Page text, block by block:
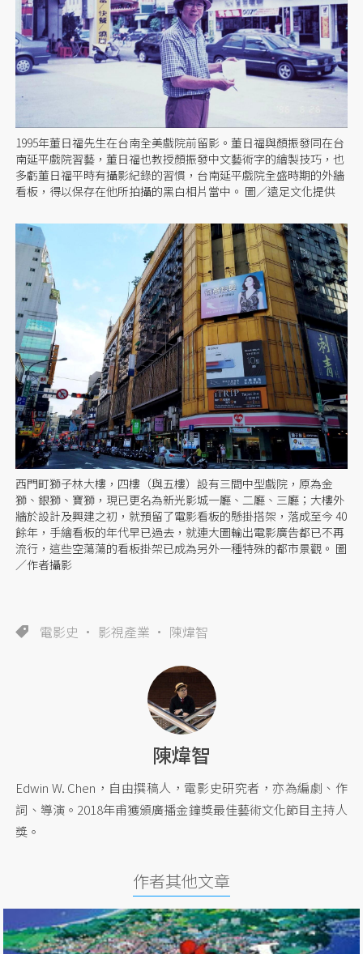
1995年董日福先生在台南全美戲院前留影。董日福與顏振發同在台
南延平戲院習藝，董日福也教授顏振發中文藝術字的繪製技巧，也
多虧董日福平時有攝影紀錄的習慣，台南延平戲院全盛時期的外牆
看板，得以保存在他所拍攝的黑白相片當中。 圖／遠足文化提供
西門町獅子林大樓，四樓（與五樓）設有三間中型戲院，原為金
獅、銀獅、寶獅，現已更名為新光影城一廳、二廳、三廳；大樓外
牆於設計及興建之初，就預留了電影看板的懸掛搭架，落成至今 40
餘年，手繪看板的年代早已過去，就連大圖輸出電影廣告都已不再
流行，這些空蕩蕩的看板掛架已成為另外一種特殊的都市景觀。 圖
／作者攝影
電影史 影視產業 陳煒智
陳煒智
Edwin W. Chen，自由撰稿人，電影史研究者，亦為編劇、作
詞、導演。2018年甫獲頒廣播金鐘獎最佳藝術文化節目主持人
獎。
作者其他文章